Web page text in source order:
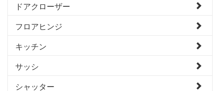
ドアクローザー
フロアヒンジ
キッチン
サッシ
シャッター